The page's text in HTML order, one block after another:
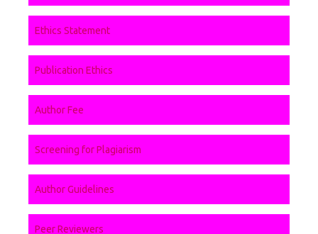
Ethics Statement
Publication Ethics
Author Fee
Screening for Plagiarism
Author Guidelines
Peer Reviewers